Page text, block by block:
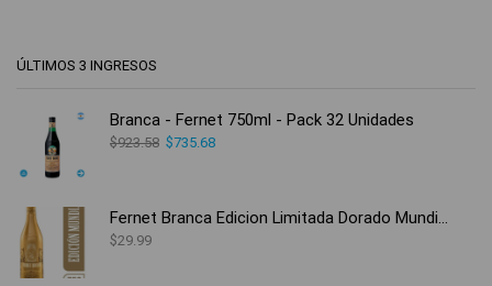
ÚLTIMOS 3 INGRESOS
Branca - Fernet 750ml - Pack 32 Unidades
$923.58 $735.68
Fernet Branca Edicion Limitada Dorado Mundial
$29.99